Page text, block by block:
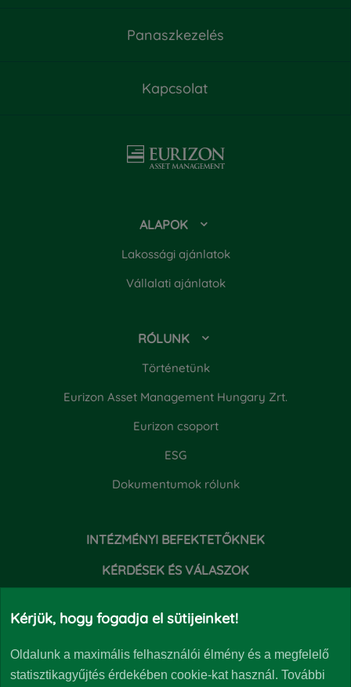
Tájékoztató és Kezelési Szabályzat
lejáratáról szóló közlemény
Panaszkezelés
Kapcsolat
ALAPOK
Lakossági ajánlatok
Vállalati ajánlatok
RÓLUNK
Történetünk
Eurizon Asset Management Hungary Zrt.
Eurizon csoport
ESG
Dokumentumok rólunk
INTÉZMÉNYI BEFEKTETŐKNEK
KÉRDÉSEK ÉS VÁLASZOK
Kérjük, hogy fogadja el sütijeinket!
Oldalunk a maximális felhasználói élmény és a megfelelő
statisztikagyűjtés érdekében cookie-kat használ. További